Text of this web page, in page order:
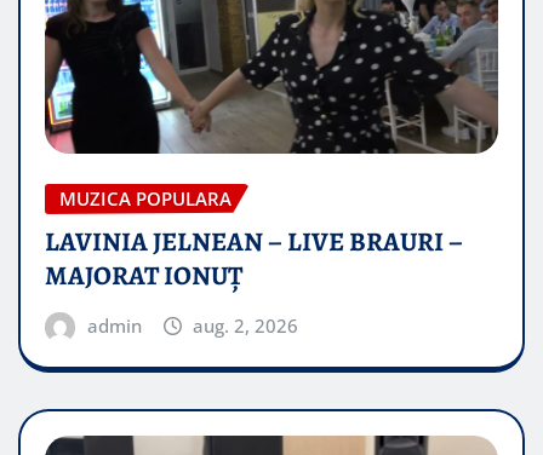
MUZICA POPULARA
LAVINIA JELNEAN – LIVE BRAURI –
MAJORAT IONUŢ
admin aug. 2, 2026